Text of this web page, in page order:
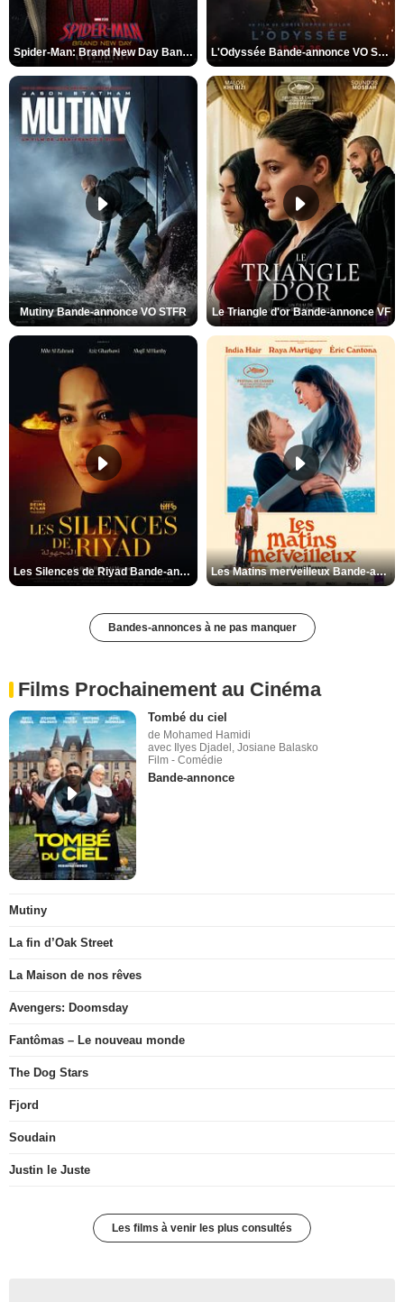
Spider-Man: Brand New Day Bande-annonce VO STFR L'Odyssée Bande-annonce VO STFR
Mutiny Bande-annonce VO STFR Le Triangle d'or Bande-annonce VF
Les Silences de Riyad Bande-annonce VO STFR Les Matins merveilleux Bande-annonce VF
Bandes-annonces à ne pas manquer
Films Prochainement au Cinéma
Tombé du ciel
de Mohamed Hamidi
avec Ilyes Djadel, Josiane Balasko
Film - Comédie
Bande-annonce
Mutiny
La fin d’Oak Street
La Maison de nos rêves
Avengers: Doomsday
Fantômas – Le nouveau monde
The Dog Stars
Fjord
Soudain
Justin le Juste
Les films à venir les plus consultés